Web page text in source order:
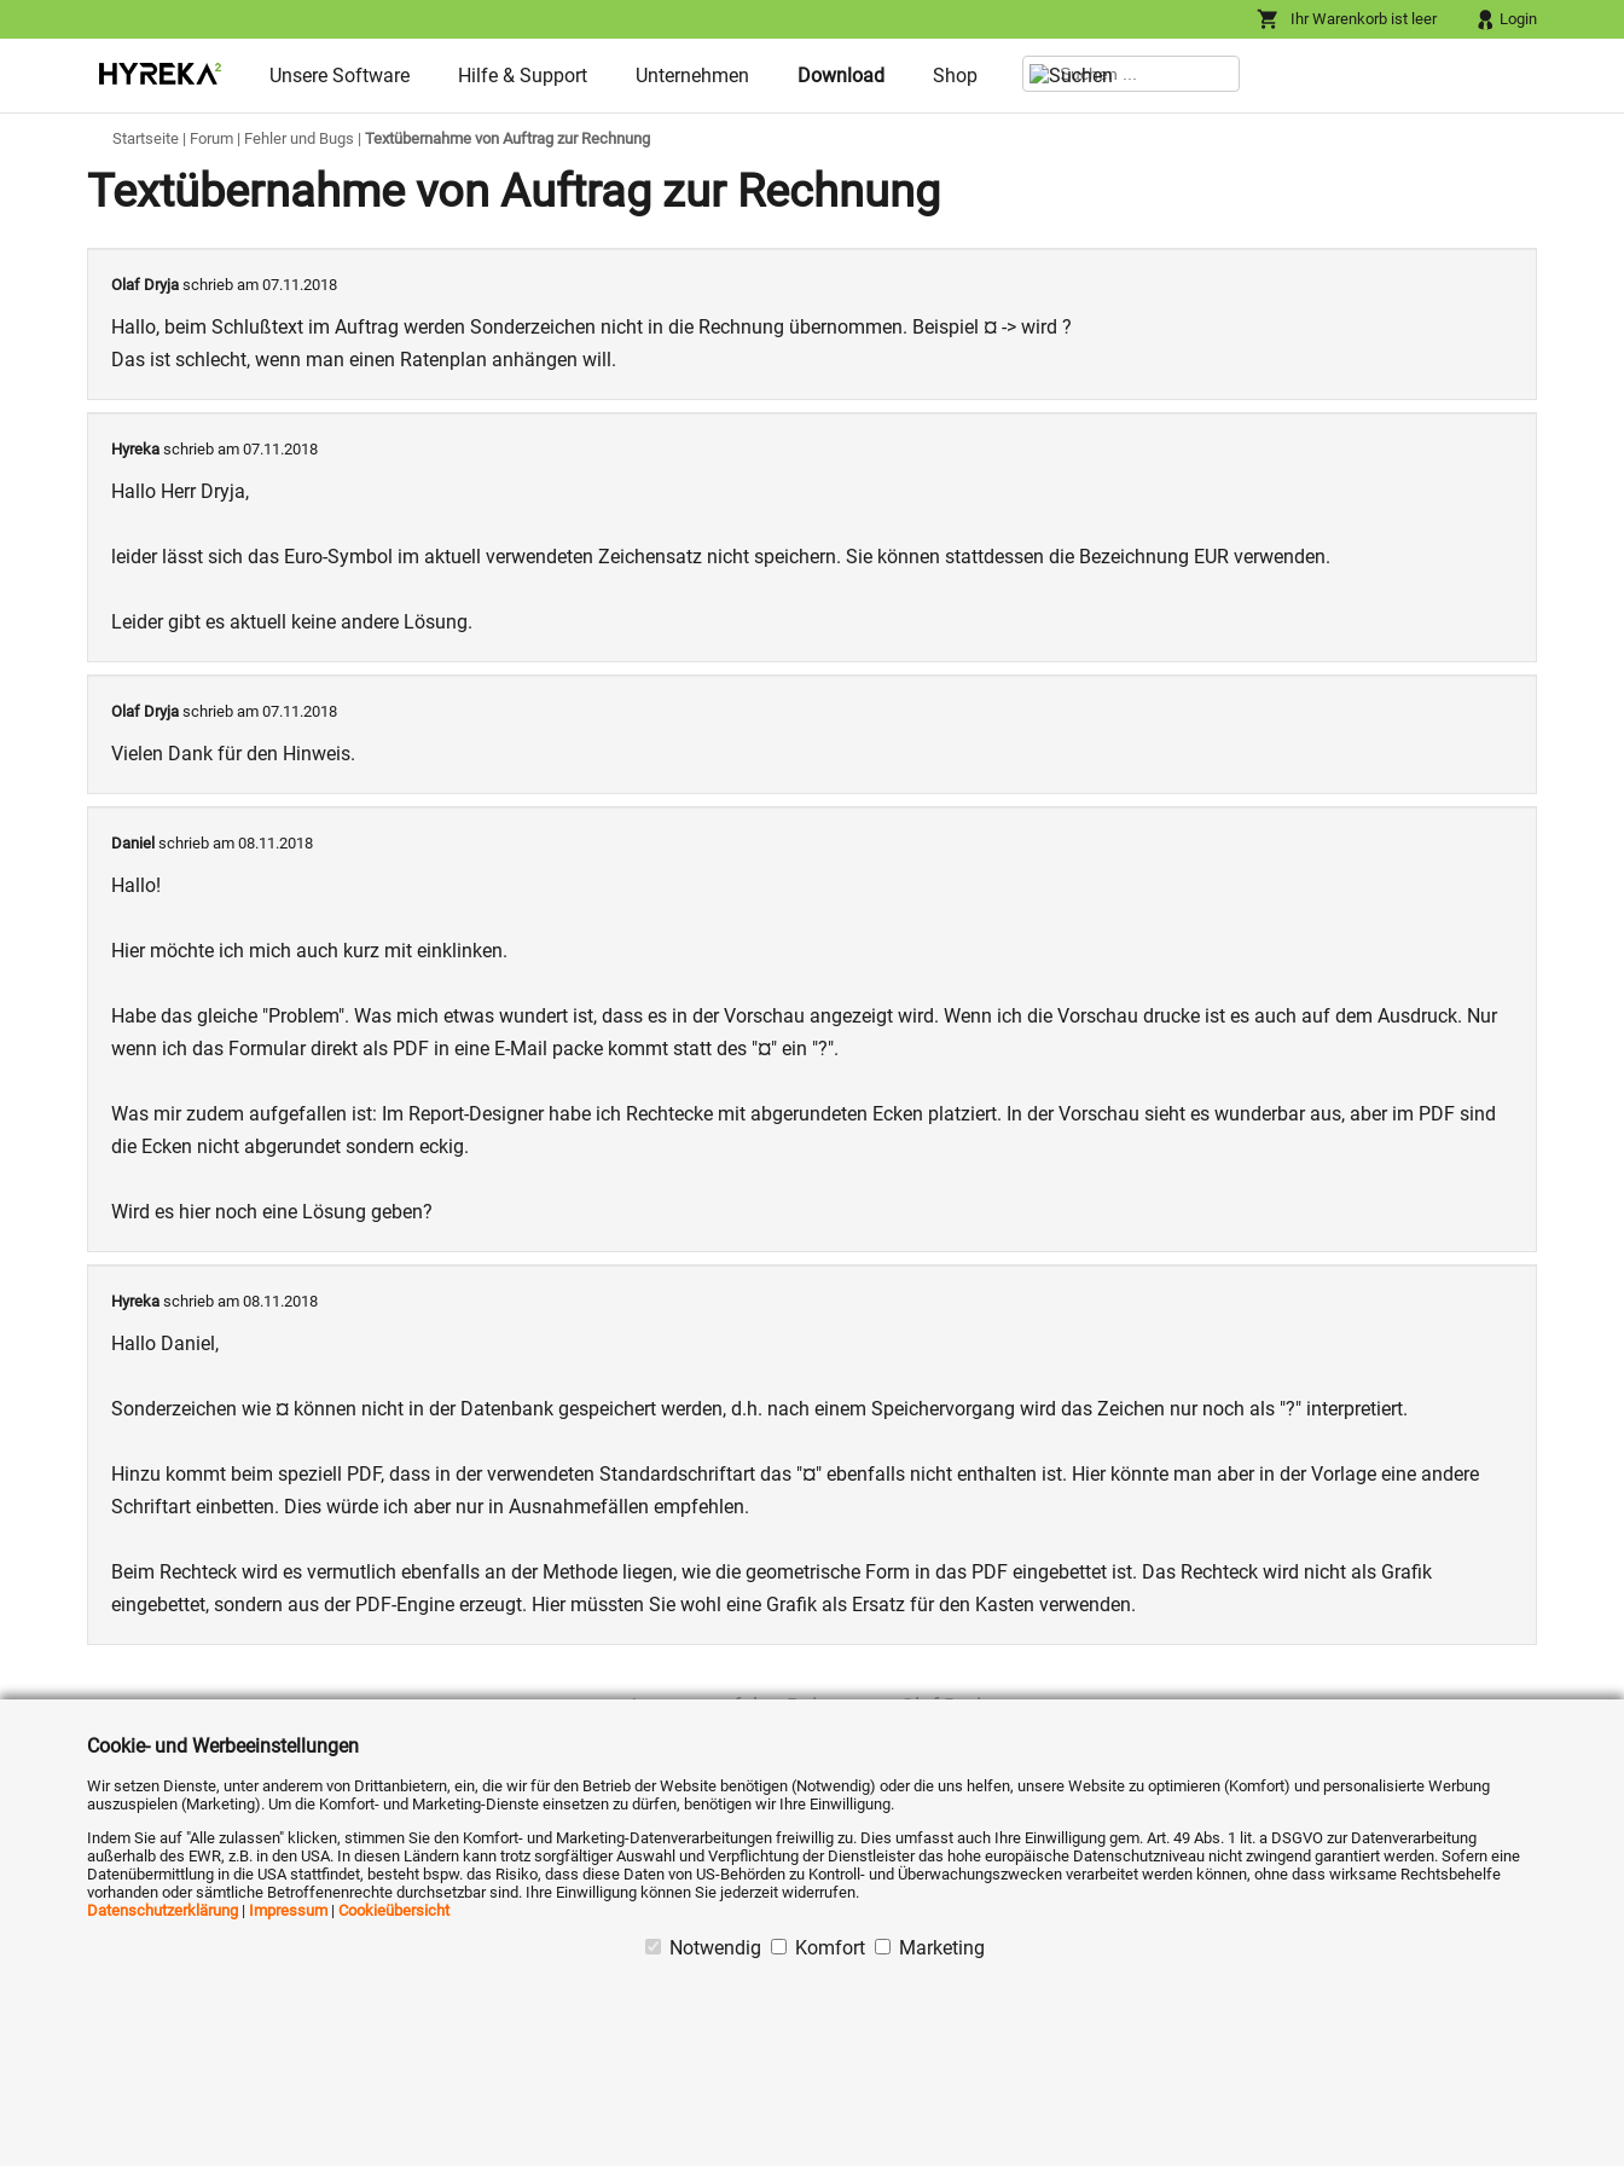
Login
Ihr Warenkorb ist leer
Unsere Software Hilfe & Support Unternehmen Download Shop
Startseite | Forum | Fehler und Bugs | Textübernahme von Auftrag zur Rechnung
Textübernahme von Auftrag zur Rechnung
Olaf Dryja schrieb am 07.11.2018
Hallo, beim Schlußtext im Auftrag werden Sonderzeichen nicht in die Rechnung übernommen. Beispiel ¤ -> wird ?
Das ist schlecht, wenn man einen Ratenplan anhängen will.
Hyreka schrieb am 07.11.2018
Hallo Herr Dryja,
leider lässt sich das Euro-Symbol im aktuell verwendeten Zeichensatz nicht speichern. Sie können stattdessen die Bezeichnung EUR verwenden.
Leider gibt es aktuell keine andere Lösung.
Olaf Dryja schrieb am 07.11.2018
Vielen Dank für den Hinweis.
Daniel schrieb am 08.11.2018
Hallo!
Hier möchte ich mich auch kurz mit einklinken.
Habe das gleiche "Problem". Was mich etwas wundert ist, dass es in der Vorschau angezeigt wird. Wenn ich die Vorschau drucke ist es auch auf dem Ausdruck. Nur
wenn ich das Formular direkt als PDF in eine E-Mail packe kommt statt des "¤" ein "?".
Was mir zudem aufgefallen ist: Im Report-Designer habe ich Rechtecke mit abgerundeten Ecken platziert. In der Vorschau sieht es wunderbar aus, aber im PDF sind
die Ecken nicht abgerundet sondern eckig.
Wird es hier noch eine Lösung geben?
Hyreka schrieb am 08.11.2018
Hallo Daniel,
Sonderzeichen wie ¤ können nicht in der Datenbank gespeichert werden, d.h. nach einem Speichervorgang wird das Zeichen nur noch als "?" interpretiert.
Hinzu kommt beim speziell PDF, dass in der verwendeten Standardschriftart das "¤" ebenfalls nicht enthalten ist. Hier könnte man aber in der Vorlage eine andere
Schriftart einbetten. Dies würde ich aber nur in Ausnahmefällen empfehlen.
Beim Rechteck wird es vermutlich ebenfalls an der Methode liegen, wie die geometrische Form in das PDF eingebettet ist. Das Rechteck wird nicht als Grafik
eingebettet, sondern aus der PDF-Engine erzeugt. Hier müssten Sie wohl eine Grafik als Ersatz für den Kasten verwenden.
Antwort auf den Beitrag von Olaf Dryja:
Name *
E-Mail (wird nicht veröffentlicht)
Antwort *
Cookie- und Werbeeinstellungen
Wir setzen Dienste, unter anderem von Drittanbietern, ein, die wir für den Betrieb der Website benötigen (Notwendig) oder die uns helfen, unsere Website zu optimieren (Komfort) und personalisierte Werbung
auszuspielen (Marketing). Um die Komfort- und Marketing-Dienste einsetzen zu dürfen, benötigen wir Ihre Einwilligung.
Indem Sie auf "Alle zulassen" klicken, stimmen Sie den Komfort- und Marketing-Datenverarbeitungen freiwillig zu. Dies umfasst auch Ihre Einwilligung gem. Art. 49 Abs. 1 lit. a DSGVO zur Datenverarbeitung
außerhalb des EWR, z.B. in den USA. In diesen Ländern kann trotz sorgfältiger Auswahl und Verpflichtung der Dienstleister das hohe europäische Datenschutzniveau nicht zwingend garantiert werden. Sofern eine
Datenübermittlung in die USA stattfindet, besteht bspw. das Risiko, dass diese Daten von US-Behörden zu Kontroll- und Überwachungszwecken verarbeitet werden können, ohne dass wirksame Rechtsbehelfe
vorhanden oder sämtliche Betroffenenrechte durchsetzbar sind. Ihre Einwilligung können Sie jederzeit widerrufen.
Datenschutzerklärung | Impressum | Cookieübersicht
Notwendig Komfort Marketing